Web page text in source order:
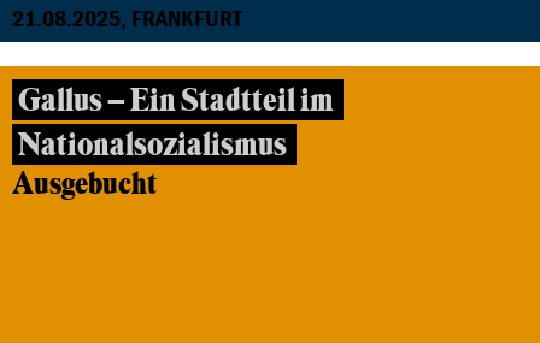
21.08.2025, FRANKFURT
Gallus – Ein Stadtteil im
Nationalsozialismus
Ausgebucht